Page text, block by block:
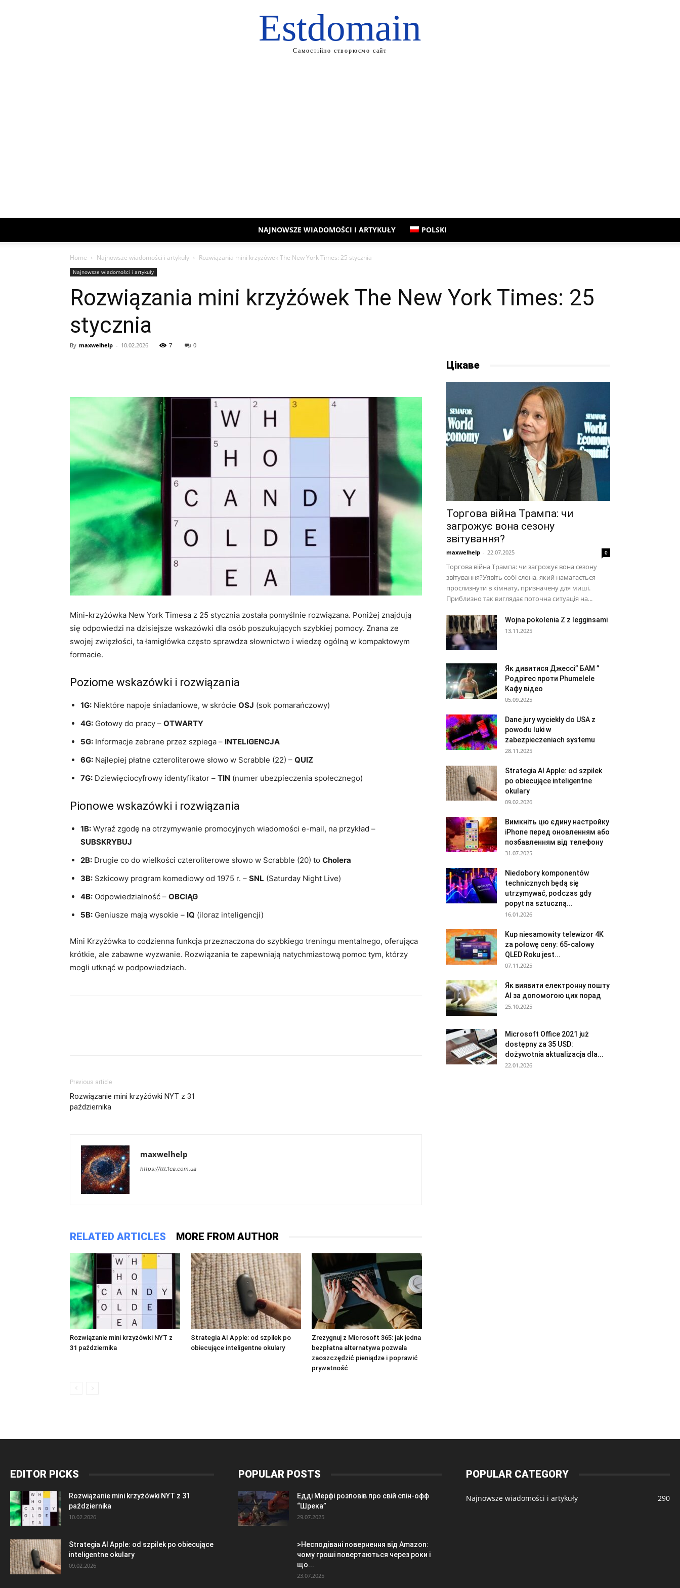
Estdomain
Самостійно створюємо сайт
NAJNOWSZE WIADOMOŚCI I ARTYKUŁY POLSKI
Home Najnowsze wiadomości i artykuły Rozwiązania mini krzyżówek The New York Times: 25 stycznia
Najnowsze wiadomości i artykuły
Rozwiązania mini krzyżówek The New York Times: 25
stycznia
By maxwelhelp - 10.02.2026 7 0
Mini-krzyżówka New York Timesa z 25 stycznia została pomyślnie rozwiązana. Poniżej znajdują
się odpowiedzi na dzisiejsze wskazówki dla osób poszukujących szybkiej pomocy. Znana ze
swojej zwięzłości, ta łamigłówka często sprawdza słownictwo i wiedzę ogólną w kompaktowym
formacie.
Poziome wskazówki i rozwiązania
1G: Niektóre napoje śniadaniowe, w skrócie OSJ (sok pomarańczowy)
4G: Gotowy do pracy – OTWARTY
5G: Informacje zebrane przez szpiega – INTELIGENCJA
6G: Najlepiej płatne czteroliterowe słowo w Scrabble (22) – QUIZ
7G: Dziewięciocyfrowy identyfikator – TIN (numer ubezpieczenia społecznego)
Pionowe wskazówki i rozwiązania
1B: Wyraź zgodę na otrzymywanie promocyjnych wiadomości e-mail, na przykład –
SUBSKRYBUJ
2B: Drugie co do wielkości czteroliterowe słowo w Scrabble (20) to Cholera
3B: Szkicowy program komediowy od 1975 r. – SNL (Saturday Night Live)
4B: Odpowiedzialność – OBCIĄG
5B: Geniusze mają wysokie – IQ (iloraz inteligencji)
Mini Krzyżówka to codzienna funkcja przeznaczona do szybkiego treningu mentalnego, oferująca
krótkie, ale zabawne wyzwanie. Rozwiązania te zapewniają natychmiastową pomoc tym, którzy
mogli utknąć w podpowiedziach.
Previous article
Rozwiązanie mini krzyżówki NYT z 31
października
maxwelhelp
https://ttt.1ca.com.ua
RELATED ARTICLES MORE FROM AUTHOR
Rozwiązanie mini krzyżówki NYT z
31 października
Strategia AI Apple: od szpilek po
obiecujące inteligentne okulary
Zrezygnuj z Microsoft 365: jak jedna
bezpłatna alternatywa pozwala
zaoszczędzić pieniądze i poprawić
prywatność
Цікаве
Торгова війна Трампа: чи
загрожує вона сезону
звітування?
maxwelhelp - 22.07.2025 0
Торгова війна Трампа: чи загрожує вона сезону
звітування?Уявіть собі слона, який намагається
прослизнути в кімнату, призначену для миші.
Приблизно так виглядає поточна ситуація на...
Wojna pokolenia Z z legginsami
13.11.2025
Як дивитися Джессі” БАМ ”
Родрігес проти Phumelele
Кафу відео
05.09.2025
Dane jury wyciekły do USA z
powodu luki w
zabezpieczeniach systemu
28.11.2025
Strategia AI Apple: od szpilek
po obiecujące inteligentne
okulary
09.02.2026
Вимкніть цю єдину настройку
iPhone перед оновленням або
позбавленням від телефону
31.07.2025
Niedobory komponentów
technicznych będą się
utrzymywać, podczas gdy
popyt na sztuczną...
16.01.2026
Kup niesamowity telewizor 4K
za połowę ceny: 65-calowy
QLED Roku jest...
07.11.2025
Як виявити електронну пошту
AI за допомогою цих порад
25.10.2025
Microsoft Office 2021 już
dostępny za 35 USD:
dożywotnia aktualizacja dla...
22.01.2026
EDITOR PICKS
Rozwiązanie mini krzyżówki NYT z 31
października
10.02.2026
Strategia AI Apple: od szpilek po obiecujące
inteligentne okulary
09.02.2026
POPULAR POSTS
Едді Мерфі розповів про свій спін-офф
“Шрека”
29.07.2025
>Несподівані повернення від Amazon:
чому гроші повертаються через роки і
що...
23.07.2025
POPULAR CATEGORY
Najnowsze wiadomości i artykuły 290